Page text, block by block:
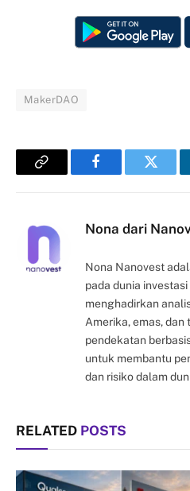
MakerDAO
Copy
Facebook
Nona dari
Nona Nanovest
pada dunia
menghadirkan
Amerika, emas,
pendekatan
untuk membantu
dan risiko dalam
RELATED POSTS